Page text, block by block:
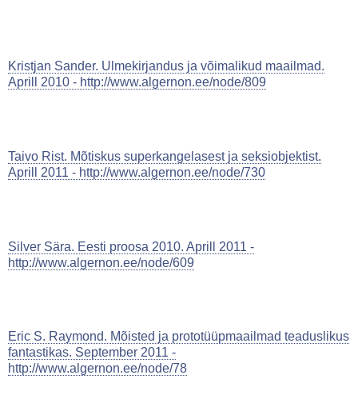
Kristjan Sander. Ulmekirjandus ja võimalikud maailmad.
Aprill 2010 - http://www.algernon.ee/node/809
Taivo Rist. Mõtiskus superkangelasest ja seksiobjektist.
Aprill 2011 - http://www.algernon.ee/node/730
Silver Sära. Eesti proosa 2010. Aprill 2011 -
http://www.algernon.ee/node/609
Eric S. Raymond. Mõisted ja prototüüpmaailmad teaduslikus
fantastikas. September 2011 -
http://www.algernon.ee/node/78